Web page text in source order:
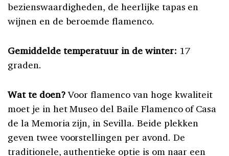
bezienswaardigheden, de heerlijke tapas en
wijnen en de beroemde flamenco.
Gemiddelde temperatuur in de winter: 17
graden.
Wat te doen?Voor flamenco van hoge kwaliteit
moet je in het Museo del Baile Flamenco of Casa
de la Memoria zijn, in Sevilla. Beide plekken
geven twee voorstellingen per avond. De
traditionele, authentieke optie is om naar een